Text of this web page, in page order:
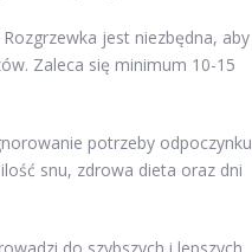
jest niezbędna, aby
Zaleca się minimum 10-15
potrzeby odpoczynku
snu, zdrowa dieta oraz dni